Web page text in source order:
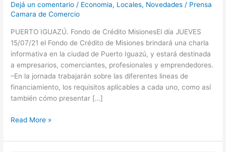
Dejá un comentario / Economia, Locales, Novedades / Prensa
Camara de Comercio
PUERTO IGUAZÚ. Fondo de Crédito Misiones⁣El día JUEVES
15/07/21 el Fondo de Crédito de Misiones brindará una charla
informativa en la ciudad de Puerto Iguazú, y estará destinada
a empresarios, comerciantes, profesionales y emprendedores.⁣⁣
–⁣⁣En la jornada trabajarán sobre las diferentes lineas de
financiamiento, los requisitos aplicables a cada uno, como así
también cómo presentar […]
Read More »